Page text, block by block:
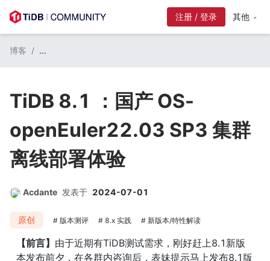
注册 / 登录 其他
博客 / ...
TiDB 8.1 ：国产 OS-
openEuler22.03 SP3 集群
离线部署体验
Acdante 发表于 2024-07-01
原创 版本测评 8.x 实践 新版本/特性解读
【前言】 由于近期有TiDB测试需求，刚好赶上8.1新版
本发布前夕，在各群内咨询后，表妹提示马上发布8.1版